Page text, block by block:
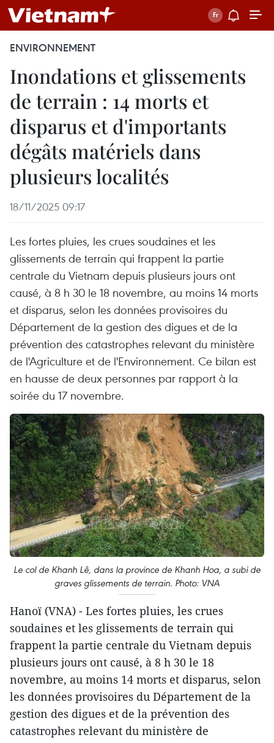
ENVIRONNEMENT
Inondations et glissements
de terrain : 14 morts et
disparus et d'importants
dégâts matériels dans
plusieurs localités
18/11/2025 09:17
Les fortes pluies, les crues soudaines et les
glissements de terrain qui frappent la partie
centrale du Vietnam depuis plusieurs jours ont
causé, à 8 h 30 le 18 novembre, au moins 14 morts
et disparus, selon les données provisoires du
Département de la gestion des digues et de la
prévention des catastrophes relevant du ministère
de l'Agriculture et de l'Environnement. Ce bilan est
en hausse de deux personnes par rapport à la
soirée du 17 novembre.
Le col de Khanh Lê, dans la province de Khanh Hoa, a subi de
graves glissements de terrain. Photo: VNA
Hanoï (VNA) - Les fortes pluies, les crues
soudaines et les glissements de terrain qui
frappent la partie centrale du Vietnam depuis
plusieurs jours ont causé, à 8 h 30 le 18
novembre, au moins 14 morts et disparus, selon
les données provisoires du Département de la
gestion des digues et de la prévention des
catastrophes relevant du ministère de